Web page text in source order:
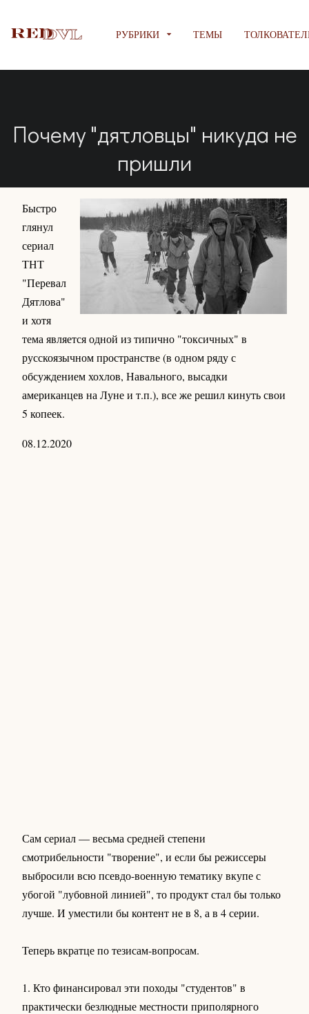
РУБРИКИ ТЕМЫ
Почему "дятловцы" никуда не
пришли
Быстро
глянул
сериал
ТНТ
"Перевал
Дятлова"
и хотя
тема является одной из типично "токсичных" в
русскоязычном пространстве (в одном ряду с
обсуждением хохлов, Навального, высадки
американцев на Луне и т.п.), все же решил кинуть свои
5 копеек.
08.12.2020
Сам сериал — весьма средней степени
смотрибельности "творение", и если бы режиссеры
выбросили всю псевдо-военную тематику вкупе с
убогой "лубовной линией", то продукт стал бы только
лучше. И уместили бы контент не в 8, а в 4 серии.
Теперь вкратце по тезисам-вопросам.
1. Кто финансировал эти походы "студентов" в
практически безлюдные местности приполярного